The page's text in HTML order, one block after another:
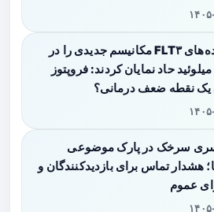
۱۶
مهارکننده‌های FLT۳ مکانیسم جدیدی را در
حاد نمایان کردند: فروپتوز
یک نقطه ضعف درمانی؟
۱۶
سرخک در پارک موضوعی
هشدار تماس برای بازدیدکنندگان و
عموم
۱۶